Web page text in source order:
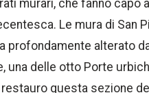
murari, che fanno capo
Le mura di San
alterato
delle otto Porte
questa sezione